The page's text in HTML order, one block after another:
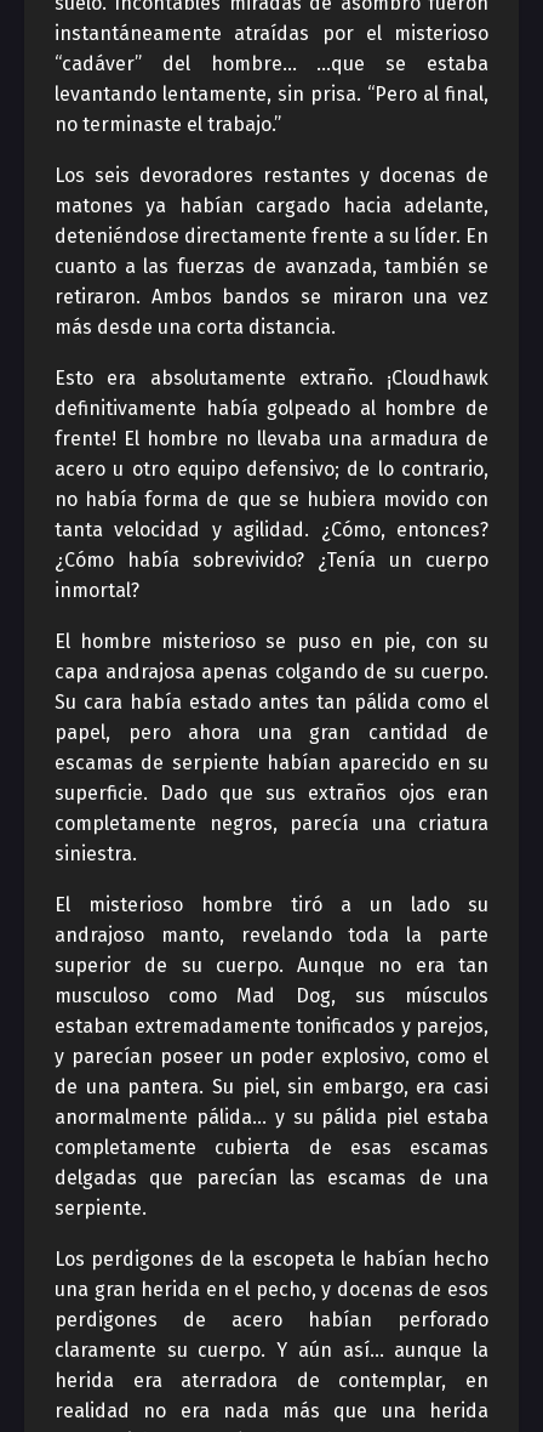
instantáneamente atraídas por el misterioso
“cadáver” del hombre… …que se estaba
levantando lentamente, sin prisa. “Pero al final,
no terminaste el trabajo.”
Los seis devoradores restantes y docenas de
matones ya habían cargado hacia adelante,
deteniéndose directamente frente a su líder. En
cuanto a las fuerzas de avanzada, también se
retiraron. Ambos bandos se miraron una vez
más desde una corta distancia.
Esto era absolutamente extraño. ¡Cloudhawk
definitivamente había golpeado al hombre de
frente! El hombre no llevaba una armadura de
acero u otro equipo defensivo; de lo contrario,
no había forma de que se hubiera movido con
tanta velocidad y agilidad. ¿Cómo, entonces?
¿Cómo había sobrevivido? ¿Tenía un cuerpo
inmortal?
El hombre misterioso se puso en pie, con su
capa andrajosa apenas colgando de su cuerpo.
Su cara había estado antes tan pálida como el
papel, pero ahora una gran cantidad de
escamas de serpiente habían aparecido en su
superficie. Dado que sus extraños ojos eran
completamente negros, parecía una criatura
siniestra.
El misterioso hombre tiró a un lado su
andrajoso manto, revelando toda la parte
superior de su cuerpo. Aunque no era tan
musculoso como Mad Dog, sus músculos
estaban extremadamente tonificados y parejos,
y parecían poseer un poder explosivo, como el
de una pantera. Su piel, sin embargo, era casi
anormalmente pálida… y su pálida piel estaba
completamente cubierta de esas escamas
delgadas que parecían las escamas de una
serpiente.
Los perdigones de la escopeta le habían hecho
una gran herida en el pecho, y docenas de esos
perdigones de acero habían perforado
claramente su cuerpo. Y aún así… aunque la
herida era aterradora de contemplar, en
realidad no era nada más que una herida